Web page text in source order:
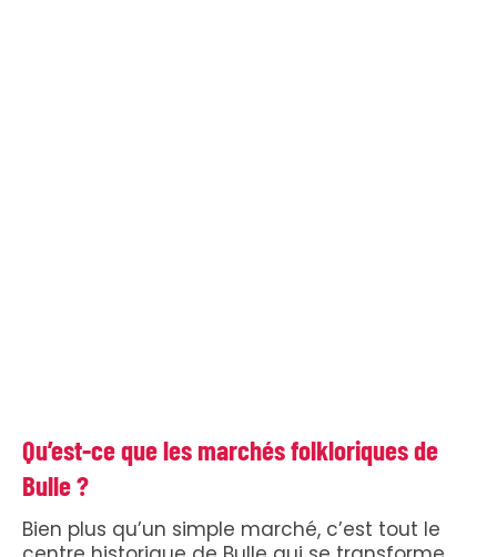
Qu’est-ce que les marchés folkloriques de
Bulle ?
Bien plus qu’un simple marché, c’est tout le